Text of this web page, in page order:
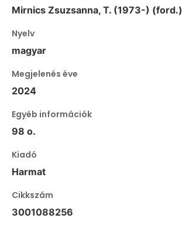
Mirnics Zsuzsanna, T. (1973-) (ford.)
Nyelv
magyar
Megjelenés éve
2024
Egyéb információk
98 o.
Kiadó
Harmat
Cikkszám
3001088256